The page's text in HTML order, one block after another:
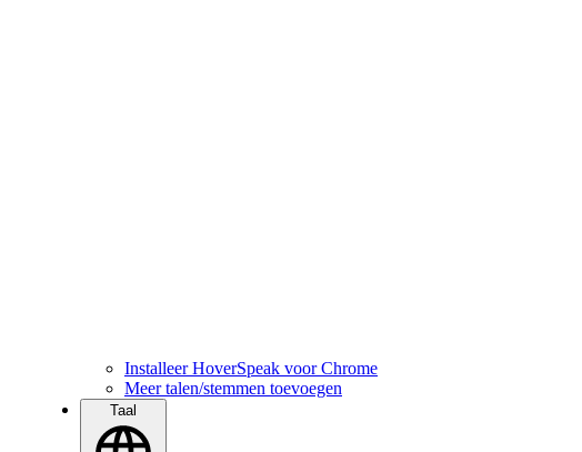
Installeer HoverSpeak voor Chrome
Meer talen/stemmen toevoegen
Taal